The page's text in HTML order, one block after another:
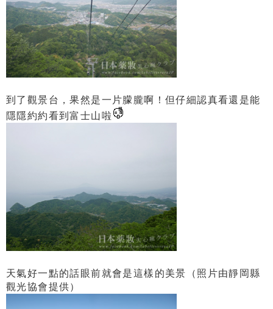
到了觀景台，果然是一片朦朧啊！但仔細認真看還是能
隱隱約約看到富士山啦
天氣好一點的話眼前就會是這樣的美景（照片由靜岡縣
觀光協會提供）